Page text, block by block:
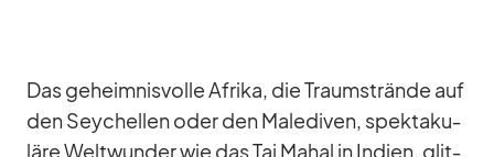
Das ge­heim­nis­volle Afrika, die Traum­strände auf
den Sey­chel­len oder den Ma­le­di­ven, spek­ta­ku­
läre Welt­wun­der wie das Taj Mahal in In­dien, glit­